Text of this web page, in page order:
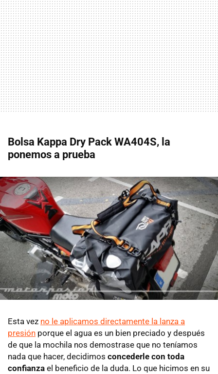
Bolsa Kappa Dry Pack WA404S, la
ponemos a prueba
Esta vez no le aplicamos directamente la lanza a
presión porque el agua es un bien preciado y después
de que la mochila nos demostrase que no teníamos
nada que hacer, decidimos concederle con toda
confianza el beneficio de la duda. Lo que hicimos en su